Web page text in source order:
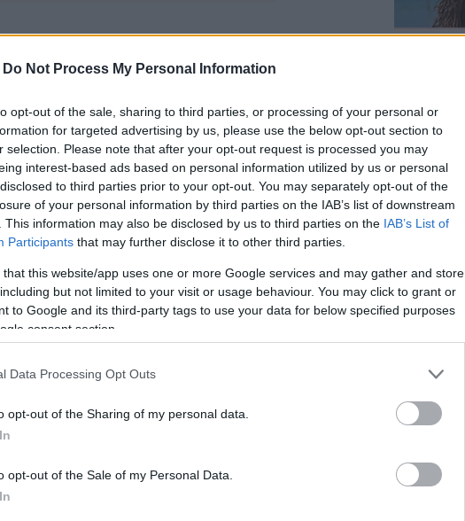
Do Not Process My Personal Information
opt-out of the sale, sharing to third parties, or processing of your personal or
for targeted advertising by us, please use the below opt-out section to
selection. Please note that after your opt-out request is processed you may
interest-based ads based on personal information utilized by us or personal
to third parties prior to your opt-out. You may separately opt-out of the
of your personal information by third parties on the IAB’s list of downstream
This information may also be disclosed by us to third parties on the IAB’s List of
Participants that may further disclose it to other third parties.
that this website/app uses one or more Google services and may gather and store
but not limited to your visit or usage behaviour. You may click to grant or
to Google and its third-party tags to use your data for below specified purposes
consent section.
Data Processing Opt Outs
opt-out of the Sharing of my personal data.
opt-out of the Sale of my Personal Data.